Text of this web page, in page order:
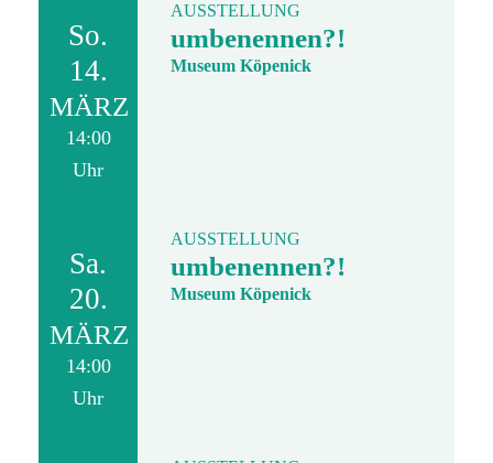
So.
14.
MÄRZ
14:00
Uhr
AUSSTELLUNG
umbenennen?!
Museum Köpenick
Sa.
20.
MÄRZ
14:00
Uhr
AUSSTELLUNG
umbenennen?!
Museum Köpenick